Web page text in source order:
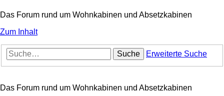
Das Forum rund um Wohnkabinen und Absetzkabinen
Zum Inhalt
Suche Erweiterte Suche
Das Forum rund um Wohnkabinen und Absetzkabinen